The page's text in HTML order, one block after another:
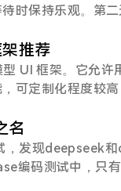
时保持乐观。第
，但博主认为每个
推荐
UI 框架。它允许
可定制化程度较
LLM）应用开发平
，还拥有 RAG 管
。Chatbox：是
多种自然语言处
专注于打造简洁
名
，发现deepseek
编码测试中，只